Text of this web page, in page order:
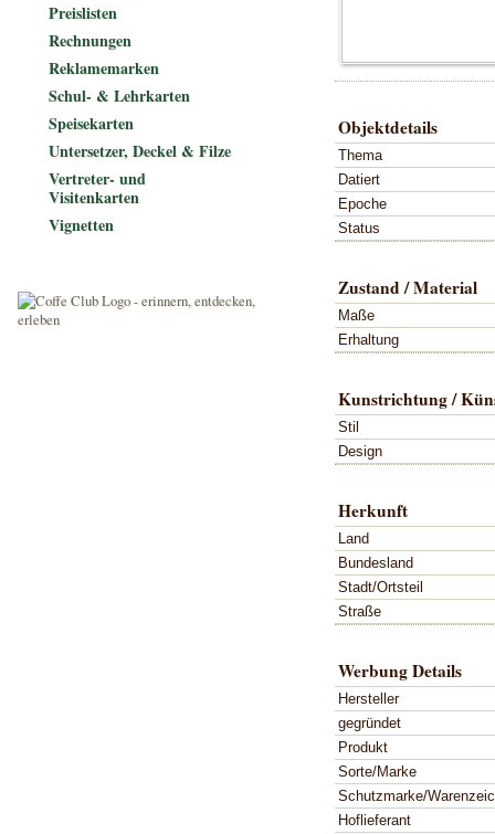
Objektdetails
Thema
Datiert
Epoche
Status
Zustand / Material
Maße
Erhaltung
Kunstrichtung /
Stil
Design
Herkunft
Land
Bundesland
Stadt/Ortsteil
Straße
Werbung Details
Hersteller
gegründet
Produkt
Sorte/Marke
Schutzmarke/
Hoflieferant
Preislisten
Rechnungen
Reklamemarken
Schul- & Lehrkarten
Speisekarten
Untersetzer, Deckel & Filze
Vertreter- und
Visitenkarten
Vignetten